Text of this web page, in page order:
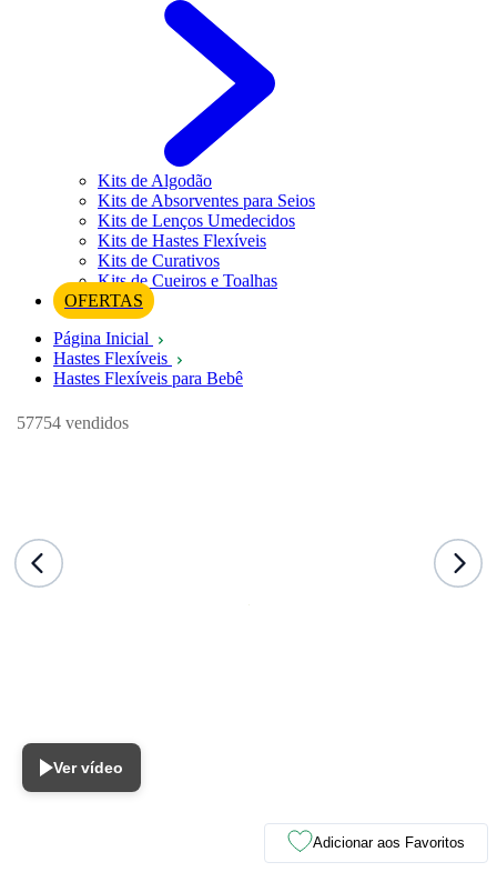
Kits de Algodão
Kits de Absorventes para Seios
Kits de Lenços Umedecidos
Kits de Hastes Flexíveis
Kits de Curativos
Kits de Cueiros e Toalhas
OFERTAS
Página Inicial
Hastes Flexíveis
Hastes Flexíveis para Bebê
57754 vendidos
Ver vídeo
Adicionar aos Favoritos